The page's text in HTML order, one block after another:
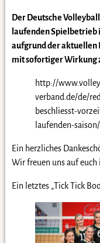
Der Deutsche
laufenden Spielbetrieb
aufgrund der aktuellen
mit sofortiger Wirkung
http://
verband.de/de/
beschliesst-
laufenden-saison/
Ein herzliches
Wir freuen uns auf euch
Ein letztes „Tick Tick